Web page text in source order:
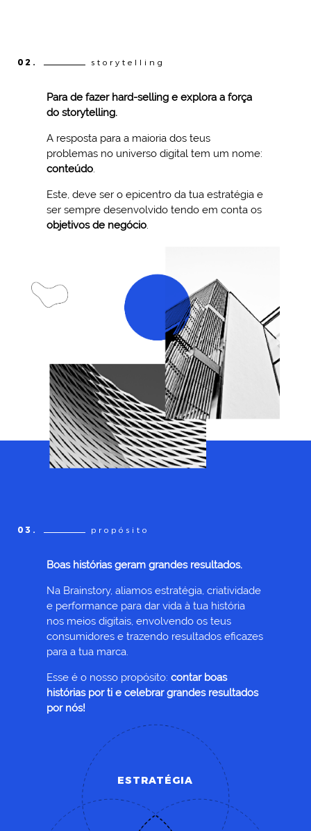
02. storytelling
Para de fazer hard-selling e explora a força
do storytelling.
A resposta para a maioria dos teus
problemas no universo digital tem um nome:
conteúdo.
Este, deve ser o epicentro da tua estratégia e
ser sempre desenvolvido tendo em conta os
objetivos de negócio.
03. propósito
Boas histórias geram grandes resultados.
Na Brainstory, aliamos estratégia, criatividade
e performance para dar vida à tua história
nos meios digitais, envolvendo os teus
consumidores e trazendo resultados eficazes
para a tua marca.
Esse é o nosso propósito:contar boas
histórias por ti e celebrar grandes resultados
por nós!
ESTRATÉGIA